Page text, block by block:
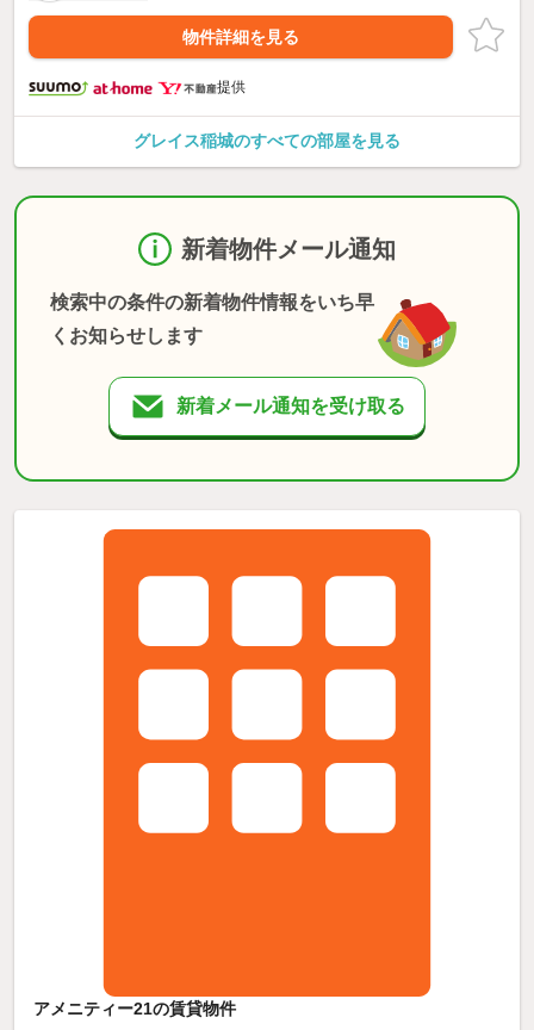
物件詳細を見る
提供
グレイス稲城のすべての部屋を見る
新着物件メール通知
検索中の条件の新着物件情報をいち早
くお知らせします
新着メール通知を受け取る
アメニティー21の賃貸物件